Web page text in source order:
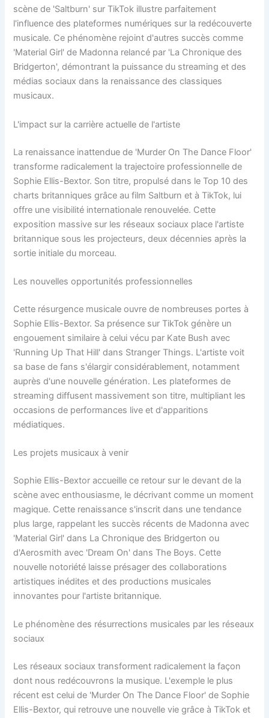
scène de 'Saltburn' sur TikTok illustre parfaitement
l'influence des plateformes numériques sur la redécouverte
musicale. Ce phénomène rejoint d'autres succès comme
'Material Girl' de Madonna relancé par 'La Chronique des
Bridgerton', démontrant la puissance du streaming et des
médias sociaux dans la renaissance des classiques
musicaux.
L'impact sur la carrière actuelle de l'artiste
La renaissance inattendue de 'Murder On The Dance Floor'
transforme radicalement la trajectoire professionnelle de
Sophie Ellis-Bextor. Son titre, propulsé dans le Top 10 des
charts britanniques grâce au film Saltburn et à TikTok, lui
offre une visibilité internationale renouvelée. Cette
exposition massive sur les réseaux sociaux place l'artiste
britannique sous les projecteurs, deux décennies après la
sortie initiale du morceau.
Les nouvelles opportunités professionnelles
Cette résurgence musicale ouvre de nombreuses portes à
Sophie Ellis-Bextor. Sa présence sur TikTok génère un
engouement similaire à celui vécu par Kate Bush avec
'Running Up That Hill' dans Stranger Things. L'artiste voit
sa base de fans s'élargir considérablement, notamment
auprès d'une nouvelle génération. Les plateformes de
streaming diffusent massivement son titre, multipliant les
occasions de performances live et d'apparitions
médiatiques.
Les projets musicaux à venir
Sophie Ellis-Bextor accueille ce retour sur le devant de la
scène avec enthousiasme, le décrivant comme un moment
magique. Cette renaissance s'inscrit dans une tendance
plus large, rappelant les succès récents de Madonna avec
'Material Girl' dans La Chronique des Bridgerton ou
d'Aerosmith avec 'Dream On' dans The Boys. Cette
nouvelle notoriété laisse présager des collaborations
artistiques inédites et des productions musicales
innovantes pour l'artiste britannique.
Le phénomène des résurrections musicales par les réseaux
sociaux
Les réseaux sociaux transforment radicalement la façon
dont nous redécouvrons la musique. L'exemple le plus
récent est celui de 'Murder On The Dance Floor' de Sophie
Ellis-Bextor, qui retrouve une nouvelle vie grâce à TikTok et